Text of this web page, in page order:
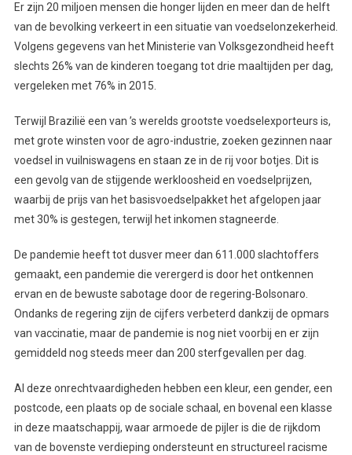
Er zijn 20 miljoen mensen die honger lijden en meer dan de helft
van de bevolking verkeert in een situatie van voedselonzekerheid.
Volgens gegevens van het Ministerie van Volksgezondheid heeft
slechts 26% van de kinderen toegang tot drie maaltijden per dag,
vergeleken met 76% in 2015.
Terwijl Brazilië een van ’s werelds grootste voedselexporteurs is,
met grote winsten voor de agro-industrie, zoeken gezinnen naar
voedsel in vuilniswagens en staan ze in de rij voor botjes. Dit is
een gevolg van de stijgende werkloosheid en voedselprijzen,
waarbij de prijs van het basisvoedselpakket het afgelopen jaar
met 30% is gestegen, terwijl het inkomen stagneerde.
De pandemie heeft tot dusver meer dan 611.000 slachtoffers
gemaakt, een pandemie die verergerd is door het ontkennen
ervan en de bewuste sabotage door de regering-Bolsonaro.
Ondanks de regering zijn de cijfers verbeterd dankzij de opmars
van vaccinatie, maar de pandemie is nog niet voorbij en er zijn
gemiddeld nog steeds meer dan 200 sterfgevallen per dag.
Al deze onrechtvaardigheden hebben een kleur, een gender, een
postcode, een plaats op de sociale schaal, en bovenal een klasse
in deze maatschappij, waar armoede de pijler is die de rijkdom
van de bovenste verdieping ondersteunt en structureel racisme